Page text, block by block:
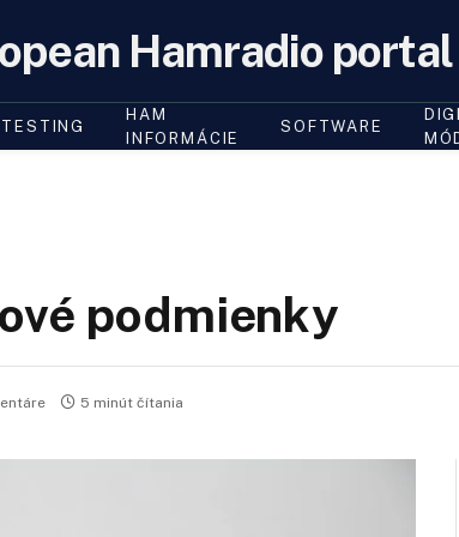
Hamradio portal
HAM
INFORMÁCIE
SOFTWARE
podmienky
5 minút čítania